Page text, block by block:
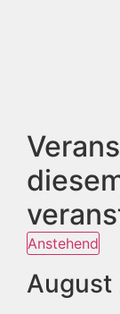
Anstehend
wählen.
August